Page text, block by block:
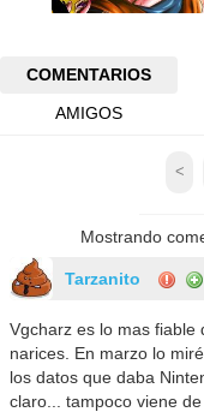
COMENTARIOS
AMIGOS
<
Mostrando
Tarzanito
Vgcharz es lo mas
narices. En marzo lo
los datos que daba
claro... tampoco viene